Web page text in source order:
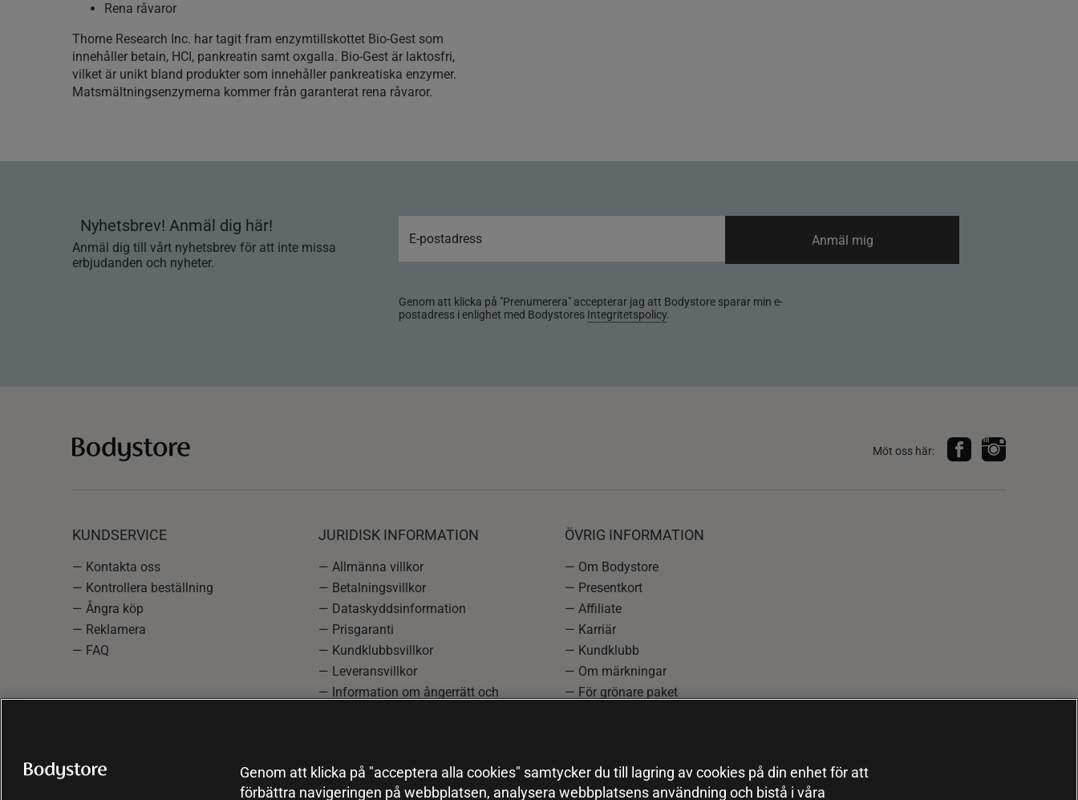
Rena råvaror
Thorne Research Inc. har tagit fram enzymtillskottet Bio-Gest som
innehåller betain, HCI, pankreatin samt oxgalla. Bio-Gest är laktosfri,
vilket är unikt bland produkter som innehåller pankreatiska enzymer.
Matsmältningsenzymerna kommer från garanterat rena råvaror.
Nyhetsbrev! Anmäl dig här!
Anmäl dig till vårt nyhetsbrev för att inte missa
erbjudanden och nyheter.
Genom att klicka på "Prenumerera" accepterar jag att Bodystore sparar min e-
postadress i enlighet med Bodystores Integritetspolicy.
Anmäl mig
Möt oss här:
KUNDSERVICE
— Kontakta oss
— Kontrollera beställning
— Ångra köp
— Reklamera
— FAQ
JURIDISK INFORMATION
— Allmänna villkor
— Betalningsvillkor
— Dataskyddsinformation
— Prisgaranti
— Kundklubbsvillkor
— Leveransvillkor
— Information om ångerrätt och
ÖVRIG INFORMATION
— Om Bodystore
— Presentkort
— Affiliate
— Karriär
— Kundklubb
— Om märkningar
— För grönare paket
Genom att klicka på "acceptera alla cookies" samtycker du till lagring av cookies på din enhet för att
förbättra navigeringen på webbplatsen, analysera webbplatsens användning och bistå i våra